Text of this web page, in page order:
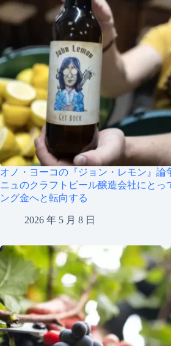
オノ・ヨーコの『ジョン・レモン』論
ニュのクラフトビール醸造会社にとっ
ング金へと転向する
2026 年 5 月 8 日